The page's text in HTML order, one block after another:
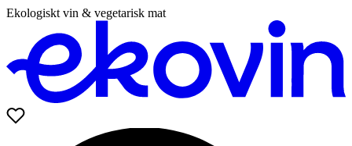
Ekologiskt vin & vegetarisk mat